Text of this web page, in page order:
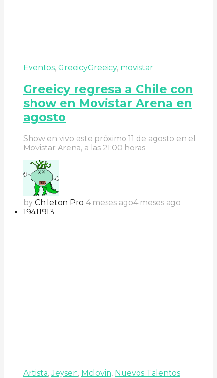
Eventos, GreeicyGreeicy, movistar
Greeicy regresa a Chile con
show en Movistar Arena en
agosto
Show en vivo este próximo 11 de agosto en el
Movistar Arena, a las 21:00 horas
by Chileton Pro 4 meses ago4 meses ago
19411913
Artista,Jeysen, Mclovin, Nuevos Talentos